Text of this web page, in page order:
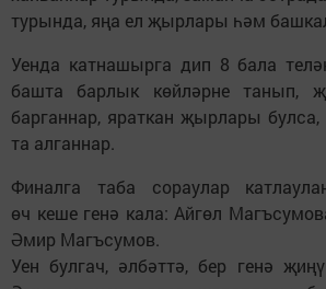
турында, яңа ел җырлары һәм
Уенда катнашырга дип 8 бала
башта барлык көйләрне танып,
барганнар, яраткан җырлары
та алганнар.
Финалга таба сораулар
өч кеше генә кала: Айгөл
Әмир Магъсумов.
Уен булгач, әлбәттә, бер генә